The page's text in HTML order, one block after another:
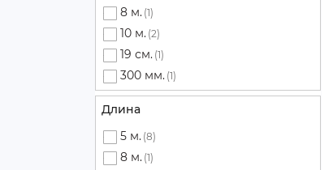
8 м. (1)
10 м. (2)
19 см. (1)
300 мм. (1)
Длина
5 м. (8)
8 м. (1)